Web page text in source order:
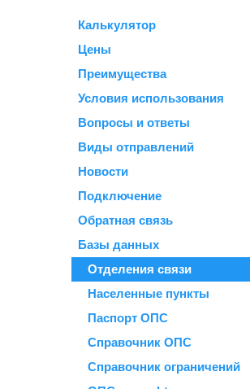
Калькулятор
Цены
Преимущества
Условия использования
Вопросы и ответы
Виды отправлений
Новости
Подключение
Обратная связь
Базы данных
Отделения связи
Населенные пункты
Паспорт ОПС
Справочник ОПС
Справочник ограничений